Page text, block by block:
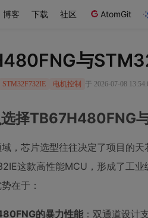
博客 下载 社区 AtomGit
与
STM32F732IE 电机控制 于 2026-07-08
选择TB67H480FNG
，芯片选型往往决定了项目的
这款高性能MCU，形成了工
在于：
的暴力性能 ：双通道设